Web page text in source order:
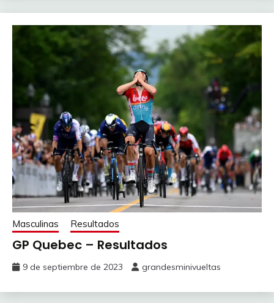
Masculinas Resultados
GP Quebec – Resultados
9 de septiembre de 2023 grandesminivueltas